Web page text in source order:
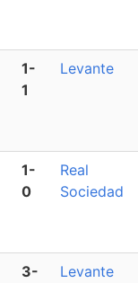
1-
1
Levante
1-
0
Real
Sociedad
3-
Levante